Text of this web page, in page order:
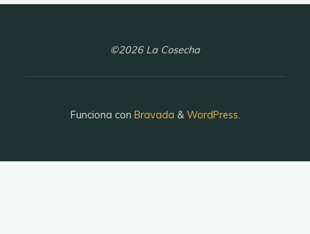
©2026 La Cosecha
Funciona con Bravada & WordPress.